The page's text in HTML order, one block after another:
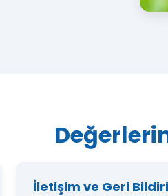
İletişim ve Geri